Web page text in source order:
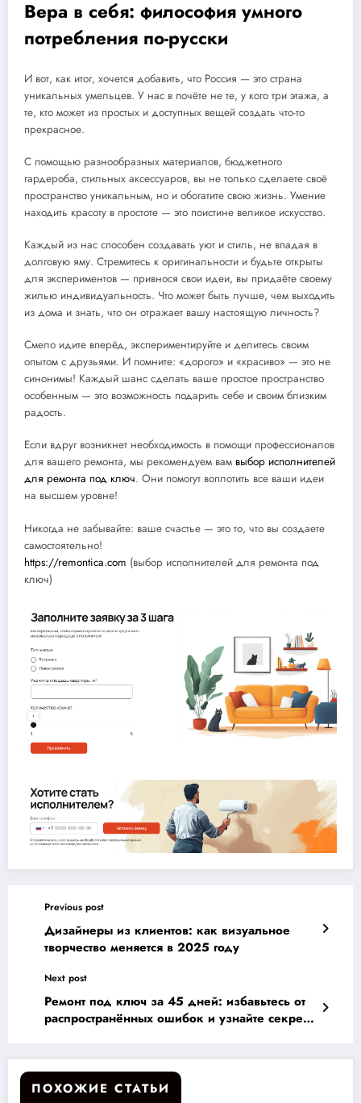
Вера в себя: философия умного
потребления по-русски
И вот, как итог, хочется добавить, что Россия — это страна
уникальных умельцев. У нас в почёте не те, у кого три этажа, а
те, кто может из простых и доступных вещей создать что-то
прекрасное.
С помощью разнообразных материалов, бюджетного
гардероба, стильных аксессуаров, вы не только сделаете своё
пространство уникальным, но и обогатите свою жизнь. Умение
находить красоту в простоте — это поистине великое искусство.
Каждый из нас способен создавать уют и стиль, не впадая в
долговую яму. Стремитесь к оригинальности и будьте открыты
для экспериментов — привнося свои идеи, вы придаёте своему
жилью индивидуальность. Что может быть лучше, чем выходить
из дома и знать, что он отражает вашу настоящую личность?
Смело идите вперёд, экспериментируйте и делитесь своим
опытом с друзьями. И помните: «дорого» и «красиво» — это не
синонимы! Каждый шанс сделать ваше простое пространство
особенным — это возможность подарить себе и своим близким
радость.
Если вдруг возникнет необходимость в помощи профессионалов
для вашего ремонта, мы рекомендуем вам выбор исполнителей
для ремонта под ключ. Они помогут воплотить все ваши идеи
на высшем уровне!
Никогда не забывайте: ваше счастье — это то, что вы создаете
самостоятельно!
https://remontica.com (выбор исполнителей для ремонта под
ключ)
Previous post
Дизайнеры из клиентов: как визуальное
творчество меняется в 2025 году
Next post
Ремонт под ключ за 45 дней: избавьтесь от
распространённых ошибок и узнайте секреты
ПОХОЖИЕ СТАТЬИ